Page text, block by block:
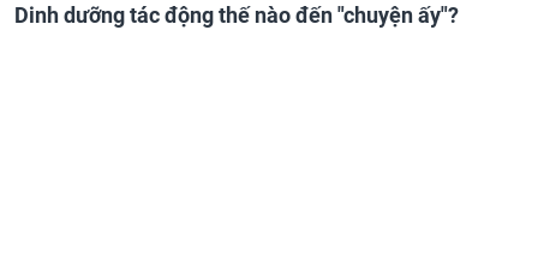
Dinh dưỡng tác động thế nào đến "chuyện ấy"?